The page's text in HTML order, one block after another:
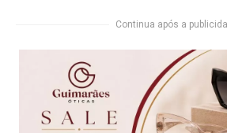
Continua após a